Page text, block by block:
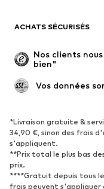
Nouveautés
Boots et bottes
SPORT
Vêtements de sport
Chaussures de sport
ACHATS SÉCURISÉS
Nos clients
bien"
Vos données
*Livraison gratuite &
34,90 €, sinon des frais
s'appliquent.
**Prix total le plus bas
prix.
****Gratuit depuis tous
frais peuvent s'appliquer